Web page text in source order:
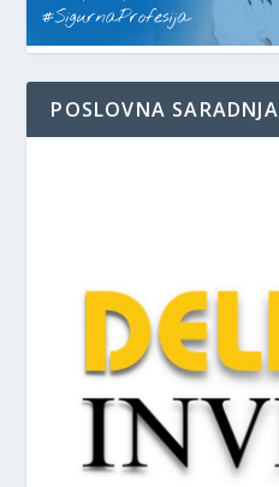
POSLOVNA SARADNJA